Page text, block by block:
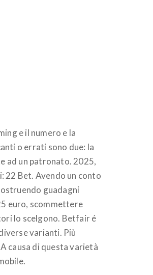
e il numero e la
o errati sono due: la
ad un patronato. 2025,
22 Bet. Avendo un conto
guadagni
euro, scommettere
lo scelgono. Betfair é
varianti. Più
causa di questa varietà